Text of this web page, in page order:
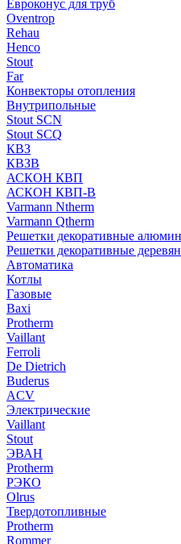
Евроконус для труб
Oventrop
Rehau
Henco
Stout
Far
Конвекторы отопления
Внутрипольные
Stout SCN
Stout SCQ
КВЗ
КВЗВ
АСКОН КВП
АСКОН КВП-В
Varmann Ntherm
Varmann Qtherm
Решетки декоративные
Решетки декоративные
Автоматика
Котлы
Газовые
Baxi
Protherm
Vaillant
Ferroli
De Dietrich
Buderus
ACV
Электрические
Vaillant
Stout
ЭВАН
Protherm
РЭКО
Olrus
Твердотопливные
Protherm
Rommer